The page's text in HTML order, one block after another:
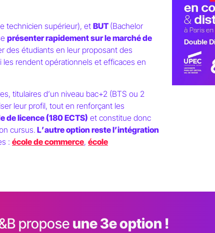
:
d’excellence
technicien supérieur), etBUT(Bachelor
présenter rapidement sur le marché de
des étudiants en leur proposant des
rendent opérationnels et efficaces en
titulaires d’un niveau bac+2 (BTS ou 2
leur profil, tout en renforçant les
de licence (180 ECTS) et constitue donc
cursus.L’autre option reste l’intégration
: école de commerce, école
propose une 3e option !